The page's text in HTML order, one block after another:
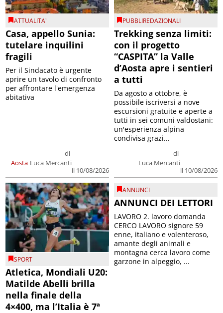
ATTUALITA'
Casa, appello Sunia:
tutelare inquilini
fragili
Aosta
di
Luca Mercanti
il 10/08/2026
Per il Sindacato è urgente
aprire un tavolo di confronto
per affrontare l'emergenza
abitativa
PUBBLIREDAZIONALI
Trekking senza limiti:
con il progetto
“CASPITA” la Valle
d’Aosta apre i sentieri
a tutti
di
Luca Mercanti
il 10/08/2026
Da agosto a ottobre, è
possibile iscriversi a nove
escursioni gratuite e aperte a
tutti in sei comuni valdostani:
un'esperienza alpina
condivisa grazi...
SPORT
Atletica, Mondiali U20:
Matilde Abelli brilla
nella finale della
4×400, ma l’Italia è 7ª
ANNUNCI
ANNUNCI DEI LETTORI
LAVORO 2. lavoro domanda
CERCO LAVORO signore 59
enne, italiano e volenteroso,
amante degli animali e
montagna cerca lavoro come
garzone in alpeggio, ...